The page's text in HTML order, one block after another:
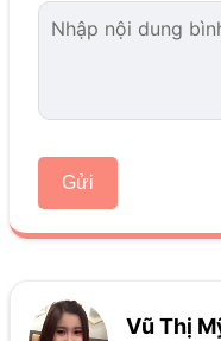
Vũ Thị
Gửi